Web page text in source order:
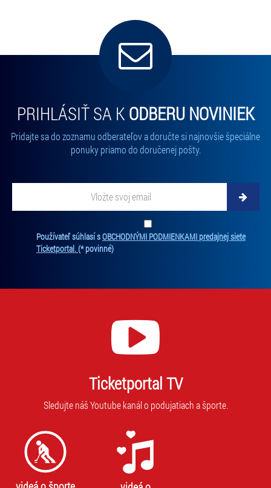
PRIHLÁSIŤ SA K ODBERU NOVINIEK
Pridajte sa do zoznamu odberateľov a doručte si najnovšie špeciálne
ponuky priamo do doručenej pošty.
Používateľ súhlasí sOBCHODNÝMI PODMIENKAMI predajnej siete
Ticketportal.(* povinné)
Ticketportal TV
Sledujte náš Youtube kanál o podujatiach a športe.